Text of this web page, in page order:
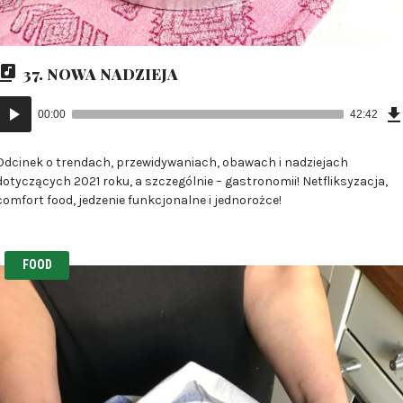
37. NOWA NADZIEJA
00:00 42:42
o trendach, przewidywaniach, obawach i nadziejach
2021 roku, a szczególnie – gastronomii! Netfliksyzacja,
food, jedzenie funkcjonalne i jednorożce!
FOOD